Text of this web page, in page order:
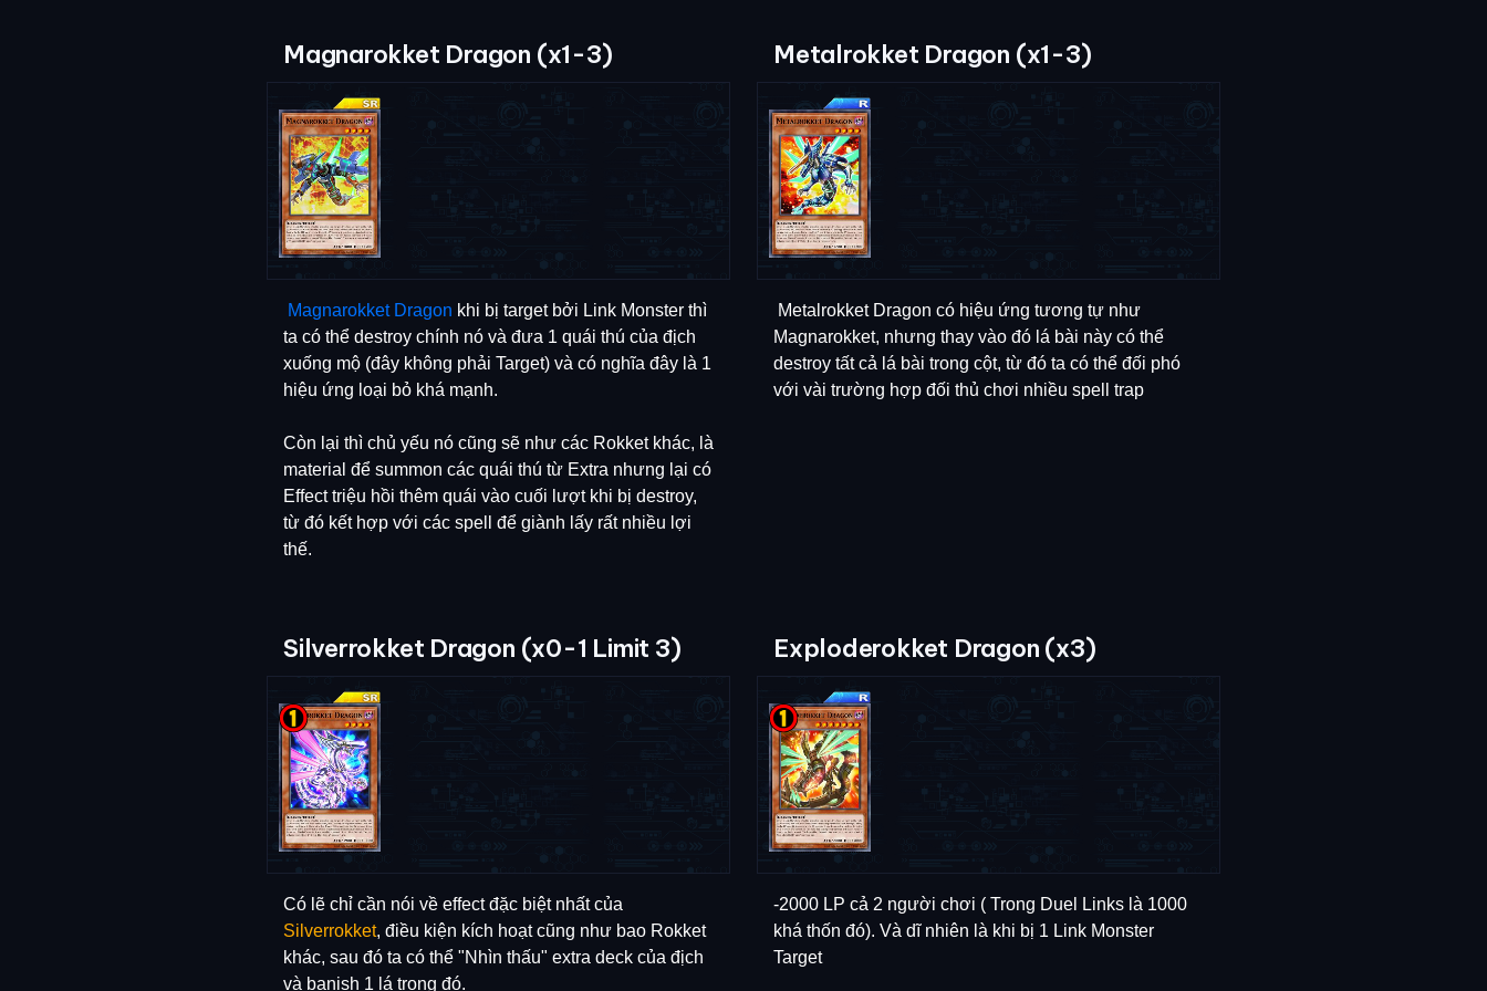
Magnarokket Dragon (x1-3)
Magnarokket Dragon khi bị target bởi Link Monster thì
ta có thể destroy chính nó và đưa 1 quái thú của địch
xuống mộ (đây không phải Target) và có nghĩa đây là 1
hiệu ứng loại bỏ khá mạnh.
Còn lại thì chủ yếu nó cũng sẽ như các Rokket khác, là
material để summon các quái thú từ Extra nhưng lại có
Effect triệu hồi thêm quái vào cuối lượt khi bị destroy,
từ đó kết hợp với các spell để giành lấy rất nhiều lợi
thế.
Metalrokket Dragon (x1-3)
Metalrokket Dragon có hiệu ứng tương tự như
Magnarokket, nhưng thay vào đó lá bài này có thể
destroy tất cả lá bài trong cột, từ đó ta có thể đối phó
với vài trường hợp đối thủ chơi nhiều spell trap
Silverrokket Dragon (x0-1 Limit 3)
Có lẽ chỉ cần nói về effect đặc biệt nhất của
Silverrokket, điều kiện kích hoạt cũng như bao Rokket
khác, sau đó ta có thể "Nhìn thấu" extra deck của địch
và banish 1 lá trong đó.
Exploderokket Dragon (x3)
-2000 LP cả 2 người chơi ( Trong Duel Links là 1000
khá thốn đó). Và dĩ nhiên là khi bị 1 Link Monster
Target